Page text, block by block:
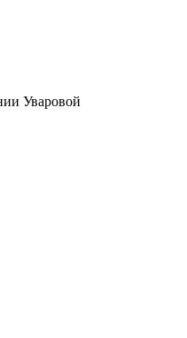
Уваровой